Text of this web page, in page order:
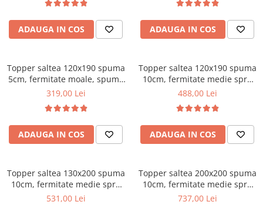
Scaune gradinita
Set mese si scaune gradinita
Mobila camera copii
Scaune birou pentru copii
Saltele patuturi copii
Masa si scaune gradinita
vara-iarna, sistem aerisire
perimetral, Saltex
ADAUGA IN COS ADAUGA IN COS
Topper saltea 120x190 spuma
5cm, fermitate moale, spuma
poliuretanica, husa fixa
319,00 Lei
ADAUGA IN COS
Topper saltea 120x190 spuma
10cm, fermitate medie spre
tare, spuma poliuretanica,
microfibra, Saltsib
488,00 Lei
ADAUGA IN COS
Topper saltea 130x200 spuma
10cm, fermitate medie spre
tare, spuma poliuretanica,
531,00 Lei
Topper saltea 200x200 spuma
10cm, fermitate medie spre
tare, spuma poliuretanica,
737,00 Lei